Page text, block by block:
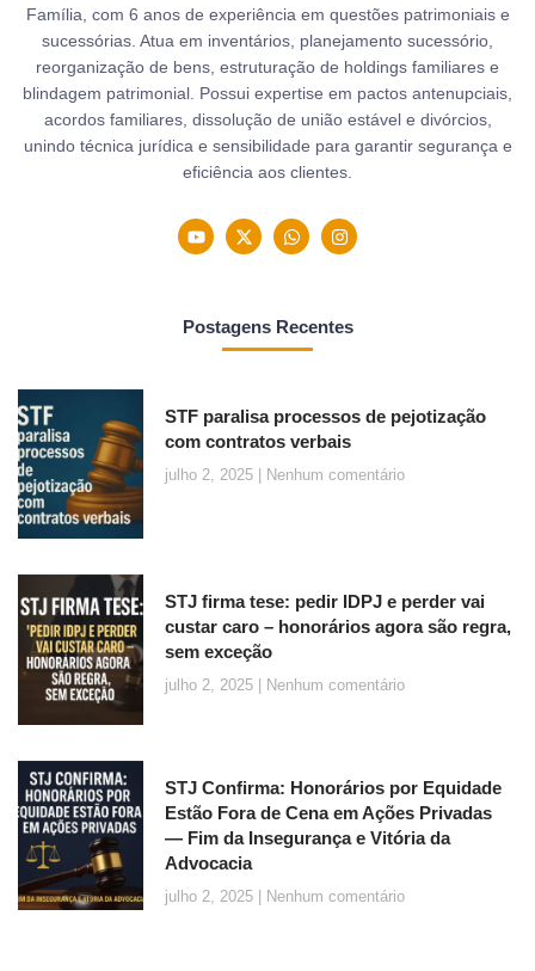
Família, com 6 anos de experiência em questões patrimoniais e
sucessórias. Atua em inventários, planejamento sucessório,
reorganização de bens, estruturação de holdings familiares e
blindagem patrimonial. Possui expertise em pactos antenupciais,
acordos familiares, dissolução de união estável e divórcios,
unindo técnica jurídica e sensibilidade para garantir segurança e
eficiência aos clientes.
Postagens Recentes
STF paralisa processos de pejotização
com contratos verbais
julho 2, 2025 Nenhum comentário
STJ firma tese: pedir IDPJ e perder vai
custar caro – honorários agora são regra,
sem exceção
julho 2, 2025 Nenhum comentário
STJ Confirma: Honorários por Equidade
Estão Fora de Cena em Ações Privadas
— Fim da Insegurança e Vitória da
Advocacia
julho 2, 2025 Nenhum comentário